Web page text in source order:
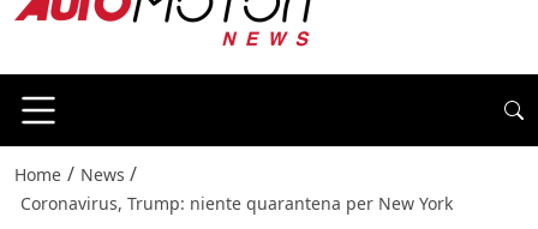
Home / News /
Coronavirus, Trump: niente quarantena per New York